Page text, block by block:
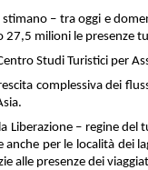
stimano – tra oggi e
milioni le presenze
Studi Turistici
complessiva dei
Liberazione – regine
per le località
alle presenze dei